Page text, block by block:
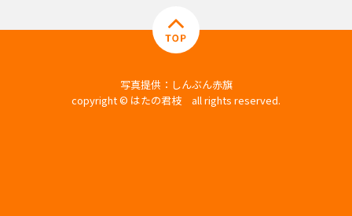
写真提供：しんぶん赤旗
copyright © はたの君枝 all rights reserved.